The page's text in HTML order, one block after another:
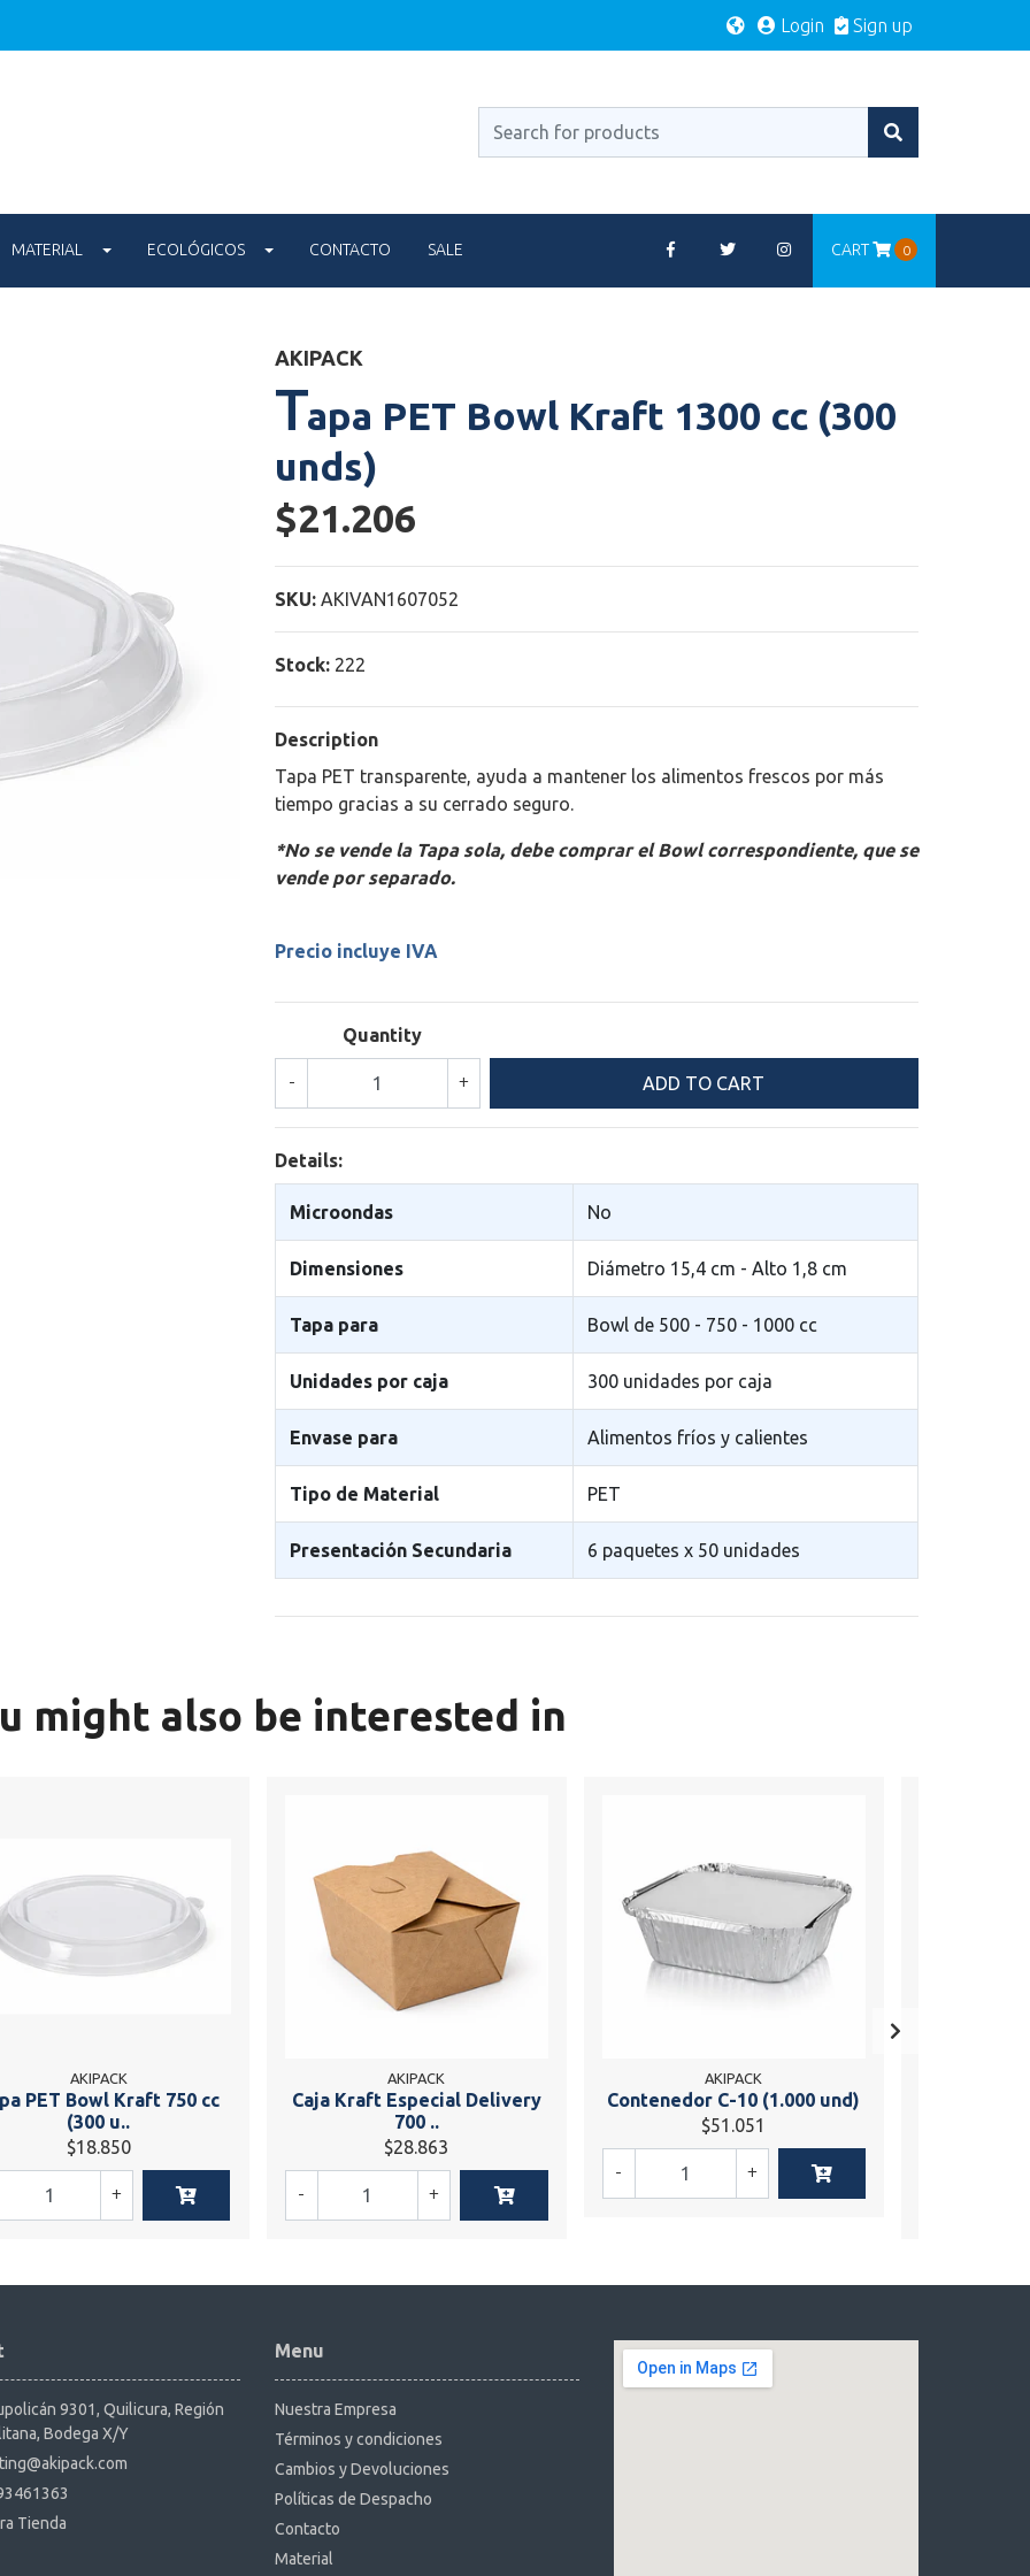
Login Sign up
MATERIAL ECOLÓGICOS CONTACTO SALE CART 0
AKIPACK
Tapa PET Bowl Kraft 1300 cc (300
unds)
$21.206
SKU: AKIVAN1607052
Stock: 222
Description
Tapa PET transparente, ayuda a mantener los alimentos frescos por más
tiempo gracias a su cerrado seguro.
*No se vende la Tapa sola, debe comprar el Bowl correspondiente, que se
vende por separado.
Precio incluye IVA
Quantity
+
-
Details:
Microondas No
Dimensiones Diámetro 15,4 cm - Alto 1,8 cm
Tapa para Bowl de 500 - 750 - 1000 cc
Unidades por caja 300 unidades por caja
Envase para Alimentos fr­íos y calientes
Tipo de Material PET
Presentación Secundaria 6 paquetes x 50 unidades
might also be interested in
AKIPACK
PET Bowl Kraft 750 cc
(300 u..
$18.850
+
AKIPACK
Caja Kraft Especial Delivery
700 ..
$28.863
+
-
AKIPACK
Contenedor C-10 (1.000 und)
$51.051
+
-
9301, Quilicura, Región
Bodega X/Y
Tienda
Menu
Nuestra Empresa
Términos y condiciones
Cambios y Devoluciones
Políticas de Despacho
Contacto
Material